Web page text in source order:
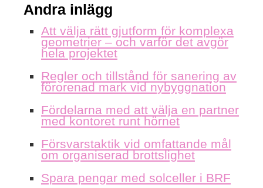
Andra inlägg
Att välja rätt gjutform för komplexa
geometrier – och varför det avgör
hela projektet
Regler och tillstånd för sanering av
förorenad mark vid nybyggnation
Fördelarna med att välja en partner
med kontoret runt hörnet
Försvarstaktik vid omfattande mål
om organiserad brottslighet
Spara pengar med solceller i BRF